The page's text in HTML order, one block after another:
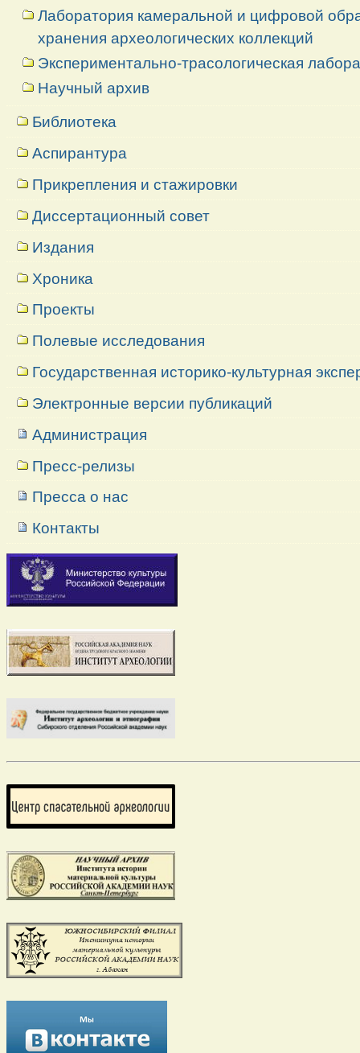
Лаборатория камеральной и цифровой
хранения археологических коллекций
Экспериментально-трасологическая
Научный архив
Библиотека
Аспирантура
Прикрепления и стажировки
Диссертационный совет
Издания
Хроника
Проекты
Полевые исследования
Государственная историко-культурная
Электронные версии публикаций
Администрация
Пресс-релизы
Пресса о нас
Контакты